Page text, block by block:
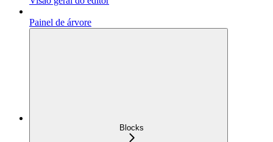
Painel de árvore
Blocks